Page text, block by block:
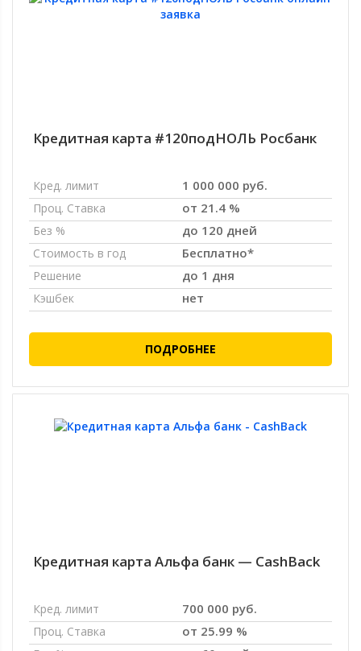
Кредитная карта #120подНОЛЬ Росбанк
Кред. лимит 1 000 000 руб.
Проц. Ставка от 21.4 %
Без % до 120 дней
Стоимость в год Бесплатно*
Решение до 1 дня
Кэшбек нет
ПОДРОБНЕЕ
Кредитная карта Альфа банк — CashBack
Кред. лимит 700 000 руб.
Проц. Ставка от 25.99 %